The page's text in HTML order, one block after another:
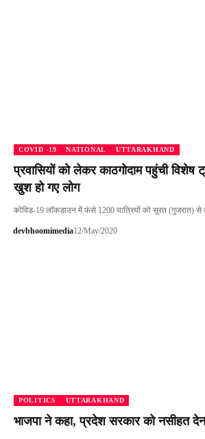
COVID -19 NATIONAL UTTARAKHAND
प्रवासियों को लेकर काठगोदाम पहुंची विशेष
खुश हो गए लोग
कोविड-19 लाॅकडाउन में फंसे 1200 यात्रियों को सूरत (गुजरात)
devbhoomimedia12/May/2020
POLITICS UTTARAKHAND
भाजपा ने कहा, प्रदेश सरकार को नसीहत